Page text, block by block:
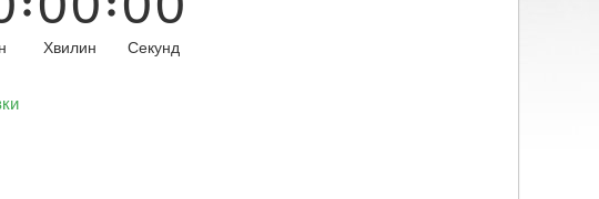
Хвилин Секунд